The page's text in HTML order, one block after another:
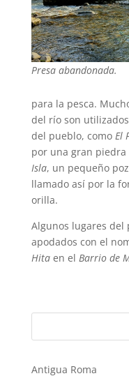
Presa abandonada.
para la pesca.
del río son
del pueblo, como El
por una gran piedra
Isla, un pequeño
llamado así por la
orilla.
Algunos lugares
apodados con el
Hitaen el Barrio de
Antigua Roma